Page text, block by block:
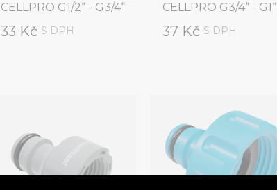
CELLPRO G1/2“ - G3/4“
33 Kč S DPH
CELLPRO G3/4“ - G1“
37 Kč S DPH